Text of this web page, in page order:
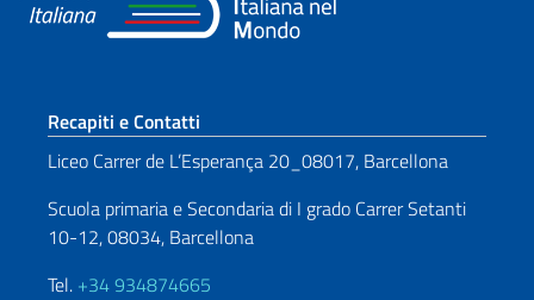
Sezione footer
Recapiti e Contatti
Liceo Carrer de L’Esperança 20_08017, Barcellona
Scuola primaria e Secondaria di I grado Carrer Setanti
10-12, 08034, Barcellona
Tel. +34 934874665